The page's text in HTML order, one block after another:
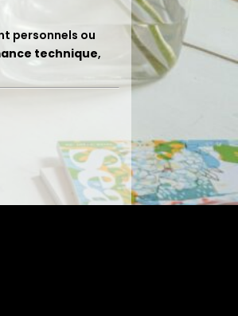
personnels ou
technique,